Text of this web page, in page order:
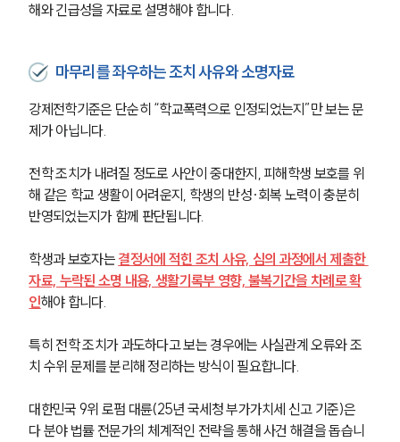
해와 긴급성을 자료로 설명해야 합니다.
마무리를 좌우하는 조치 사유와 소명자료
강제전학기준은 단순히 “학교폭력으로 인정되었는지”만 보는 문
제가 아닙니다.
전학 조치가 내려질 정도로 사안이 중대한지, 피해학생 보호를 위
해 같은 학교 생활이 어려운지, 학생의 반성·회복 노력이 충분히
반영되었는지가 함께 판단됩니다.
학생과 보호자는 결정서에 적힌 조치 사유, 심의 과정에서 제출한
자료, 누락된 소명 내용, 생활기록부 영향, 불복기간을 차례로 확
인해야 합니다.
특히 전학 조치가 과도하다고 보는 경우에는 사실관계 오류와 조
치 수위 문제를 분리해 정리하는 방식이 필요합니다.
대한민국 9위 로펌 대륜(25년 국세청 부가가치세 신고 기준)은
다 분야 법률 전문가의 체계적인 전략을 통해 사건 해결을 돕습니